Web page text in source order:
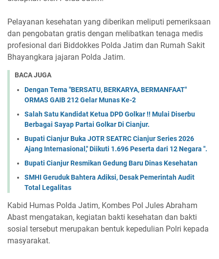
Pelayanan kesehatan yang diberikan meliputi pemeriksaan
dan pengobatan gratis dengan melibatkan tenaga medis
profesional dari Biddokkes Polda Jatim dan Rumah Sakit
Bhayangkara jajaran Polda Jatim.
BACA JUGA
Dengan Tema "BERSATU, BERKARYA, BERMANFAAT"
ORMAS GAIB 212 Gelar Munas Ke-2
Salah Satu Kandidat Ketua DPD Golkar !! Mulai Diserbu
Berbagai Sayap Partai Golkar Di Cianjur.
Bupati Cianjur Buka JOTR SEATRC Cianjur Series 2026
Ajang Internasional," Diikuti 1.696 Peserta dari 12 Negara ".
Bupati Cianjur Resmikan Gedung Baru Dinas Kesehatan
SMHI Geruduk Bahtera Adiksi, Desak Pemerintah Audit
Total Legalitas
Kabid Humas Polda Jatim, Kombes Pol Jules Abraham
Abast mengatakan, kegiatan bakti kesehatan dan bakti
sosial tersebut merupakan bentuk kepedulian Polri kepada
masyarakat.